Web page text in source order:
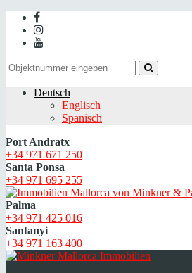
Deutsch
Englisch
Spanisch
Port Andratx
+34 971 671 250
Santa Ponsa
+34 971 695 255
Palma
+34 971 425 016
Santanyi
+34 971 163 400